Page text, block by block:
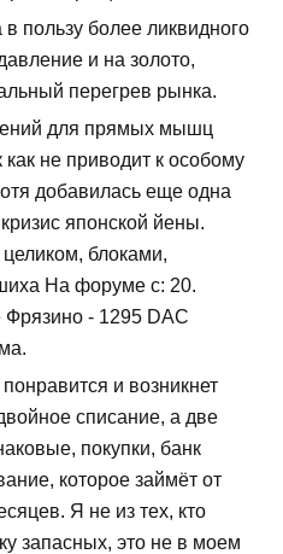
пользу более ликвидного
и на золото,
перегрев рынка.
для прямых мышц
не приводит к особому
добавилась еще одна
японской йены.
блоками,
На форуме с: 20.
Фрязино - 1295 DAC
и возникнет
списание, а две
покупки, банк
которое займёт от
Я не из тех, кто
запасных, это не в моем